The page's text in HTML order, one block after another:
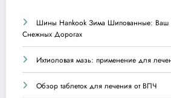
Шины Hankook Зима Шипованные: Ваш
Снежных Дорогах
Ихтиоловая мазь: применение для
Обзор таблеток для лечения от ВПЧ